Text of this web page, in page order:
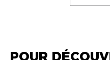
OUMAIMA
POUR